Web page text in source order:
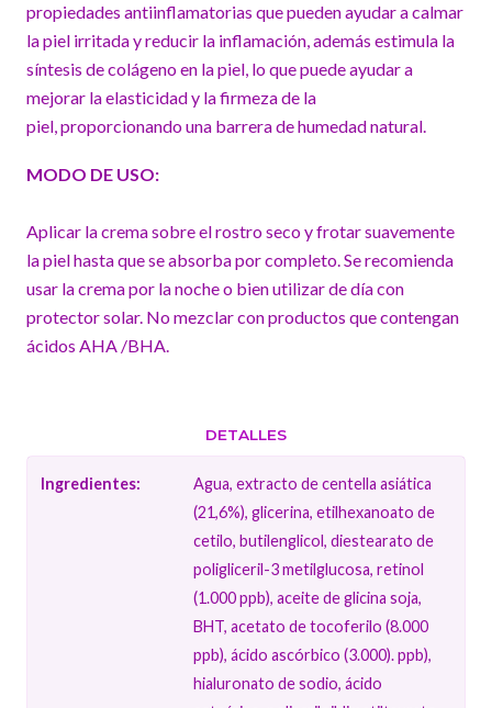
propiedades antiinflamatorias que pueden ayudar a calmar
la piel irritada y reducir la inflamación, además estimula la
síntesis de colágeno en la piel, lo que puede ayudar a
mejorar la elasticidad y la firmeza de la
piel, proporcionando una barrera de humedad natural.
MODO DE USO:
Aplicar la crema sobre el rostro seco y frotar suavemente
la piel hasta que se absorba por completo. Se recomienda
usar la crema por la noche o bien utilizar de día con
protector solar. No mezclar con productos que contengan
ácidos AHA /BHA.
DETALLES
Ingredientes:
Agua, extracto de centella asiática
(21,6%), glicerina, etilhexanoato de
cetilo, butilenglicol, diestearato de
poligliceril-3 metilglucosa, retinol
(1.000 ppb), aceite de glicina soja,
BHT, acetato de tocoferilo (8.000
ppb), ácido ascórbico (3.000). ppb),
hialuronato de sodio, ácido